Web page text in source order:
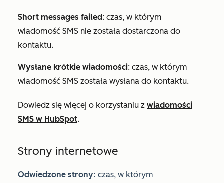
Short messages failed: czas, w którym
wiadomość SMS nie została dostarczona do
kontaktu.
Wysłane krótkie wiadomości: czas, w którym
wiadomość SMS została wysłana do kontaktu.
Dowiedz się więcej o korzystaniu z wiadomości
SMS w HubSpot.
Strony internetowe
Odwiedzone strony: czas, w którym